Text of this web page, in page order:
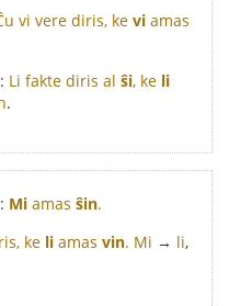
vi vere diris, ke vi amas
Li fakte diris al ŝi, ke li
.
Mi amas ŝin.
ke li amas vin. Mi → li,